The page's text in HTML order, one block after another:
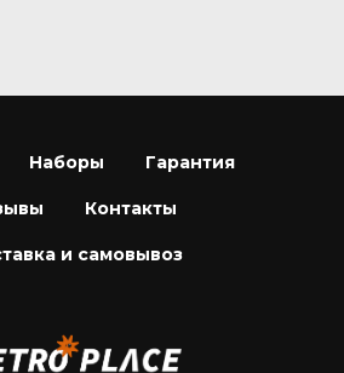
Наборы Гарантия
Контакты
и самовывоз